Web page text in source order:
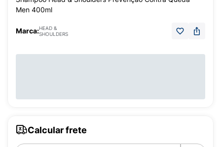
Men 400ml
Marca:HEAD &
SHOULDERS
Calcular frete